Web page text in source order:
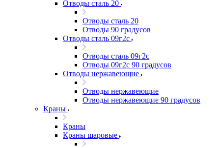
Отводы сталь 20
Отводы сталь 20
Отводы 90 градусов
Отводы сталь 09г2с
Отводы сталь 09г2с
Отводы 09г2с 90 градусов
Отводы нержавеющие
Отводы нержавеющие
Отводы нержавеющие 90 градусов
Краны
Краны
Краны шаровые